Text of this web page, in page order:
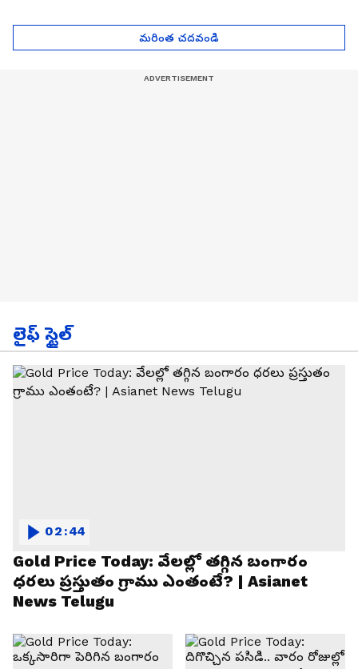
మరింత చదవండి
లైఫ్ స్టైల్
Gold Price Today: వేలల్లో తగ్గిన బంగారం
ధరలు ప్రస్తుతం గ్రాము ఎంతంటే? | Asianet
News Telugu
02:44